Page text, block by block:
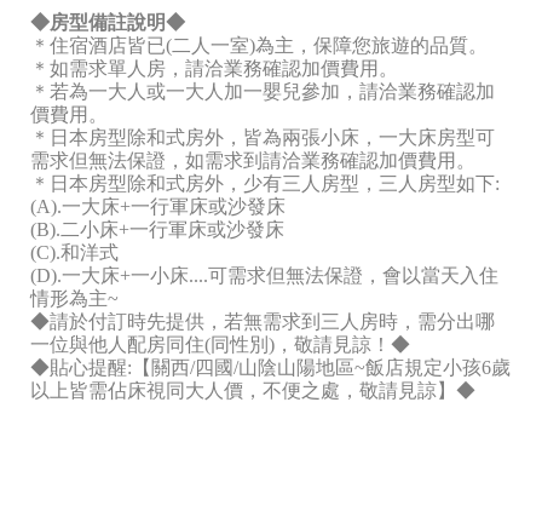
◆房型備註說明◆
＊住宿酒店皆已(二人一室)為主，保障您旅遊的品質。
＊如需求單人房，請洽業務確認加價費用。
＊若為一大人或一大人加一嬰兒參加，請洽業務確認加
價費用。
＊日本房型除和式房外，皆為兩張小床，一大床房型可
需求但無法保證，如需求到請洽業務確認加價費用。
＊日本房型除和式房外，少有三人房型，三人房型如下:
(A).一大床+一行軍床或沙發床
(B).二小床+一行軍床或沙發床
(C).和洋式
(D).一大床+一小床....可需求但無法保證，會以當天入住
情形為主~
◆請於付訂時先提供，若無需求到三人房時，需分出哪
一位與他人配房同住(同性別)，敬請見諒！◆
◆貼心提醒:【關西/四國/山陰山陽地區~飯店規定小孩6歲
以上皆需佔床視同大人價，不便之處，敬請見諒】◆